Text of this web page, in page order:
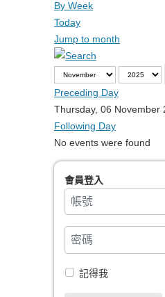
By Week
Today
Jump to month
Preceding Day
Thursday, 06 November
Following Day
No events were found
會員登入
帳號
密碼
記得我